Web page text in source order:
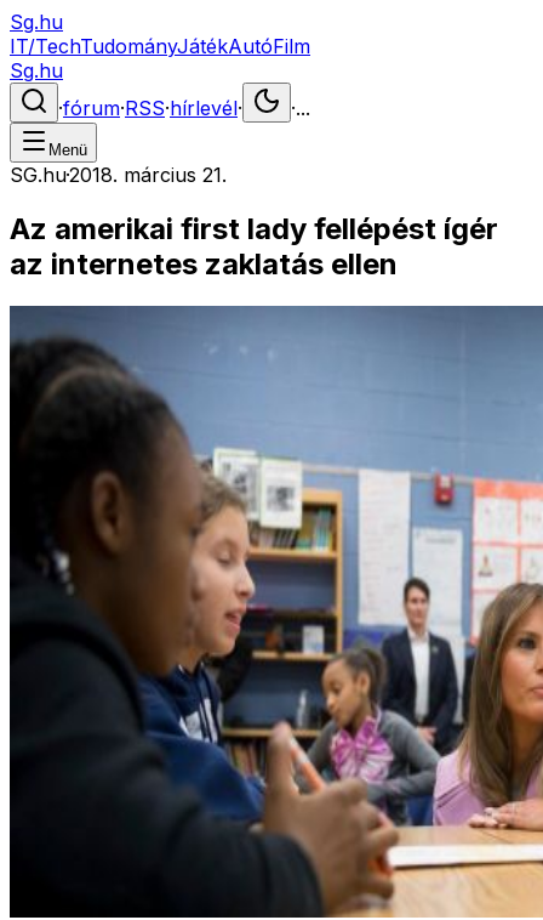
Sg.hu
IT/TechTudományJátékAutóFilm
Sg.hu
·fórum·RSS·hírlevél· ·...
Menü
SG.hu·2018. március 21.
Az amerikai first lady fellépést ígér
az internetes zaklatás ellen